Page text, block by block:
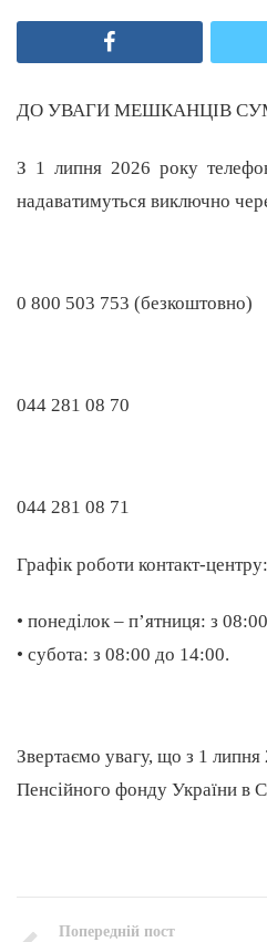
ДО УВАГИ МЕШКАНЦІВ
З 1 липня 2026 року
надаватимуться виключно
0 800 503 753 (безкоштовно)
044 281 08 70
044 281 08 71
Графік роботи контакт-центру:
• понеділок – п’ятниця: з
• субота: з 08:00 до 14:00.
Звертаємо увагу, що з 1
Пенсійного фонду України в
Попередній пост